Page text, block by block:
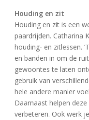
Houding en zit
Houding en zit is een
paardrijden. Catharina
houding- en zitlessen.
en banden in om de
gewoontes te laten
gebruik van
hele andere manier
Daarnaast helpen
verbeteren. Ook werk